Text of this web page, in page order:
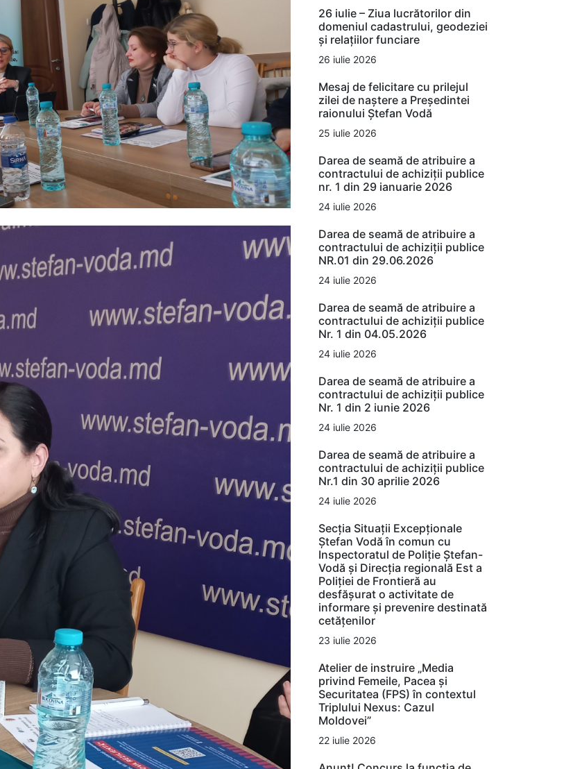
26 iulie – Ziua lucrătorilor din
domeniul cadastrului, geodeziei
și relațiilor funciare
26 iulie 2026
Mesaj de felicitare cu prilejul
zilei de naștere a Președintei
raionului Ștefan Vodă
25 iulie 2026
Darea de seamă de atribuire a
contractului de achiziții publice
nr. 1 din 29 ianuarie 2026
24 iulie 2026
Darea de seamă de atribuire a
contractului de achiziții publice
NR.01 din 29.06.2026
24 iulie 2026
Darea de seamă de atribuire a
contractului de achiziții publice
Nr. 1 din 04.05.2026
24 iulie 2026
Darea de seamă de atribuire a
contractului de achiziții publice
Nr. 1 din 2 iunie 2026
24 iulie 2026
Darea de seamă de atribuire a
contractului de achiziții publice
Nr.1 din 30 aprilie 2026
24 iulie 2026
Secția Situații Excepționale
Ștefan Vodă în comun cu
Inspectoratul de Poliție Ștefan-
Vodă și Direcția regională Est a
Poliției de Frontieră au
desfășurat o activitate de
informare și prevenire destinată
cetățenilor
23 iulie 2026
Atelier de instruire „Media
privind Femeile, Pacea și
Securitatea (FPS) în contextul
Triplului Nexus: Cazul
Moldovei”
22 iulie 2026